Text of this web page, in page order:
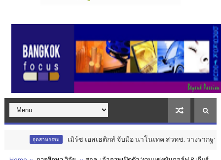
อุตสาหกรรม เมิร์ซ เอสเธติกส์ จับมือ นาโนเทค สวทช. วางรากฐาน